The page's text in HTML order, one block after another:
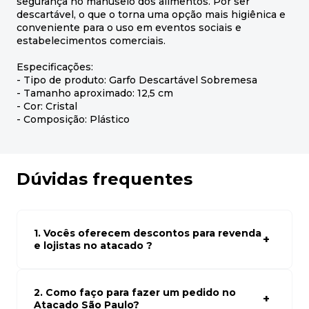
descartável, o que o torna uma opção mais higiênica e
conveniente para o uso em eventos sociais e
estabelecimentos comerciais.
Especificações:
- Tipo de produto: Garfo Descartável Sobremesa
- Tamanho aproximado: 12,5 cm
- Cor: Cristal
- Composição: Plástico
Dúvidas frequentes
1. Vocês oferecem descontos para revenda
e lojistas no atacado ?
atacado empresas e compre com os melhores preços
para seu modelo de negócio
2. Como faço para fazer um pedido no
Atacado São Paulo?